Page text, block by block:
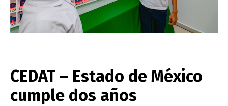
CEDAT – Estado de México
cumple dos años